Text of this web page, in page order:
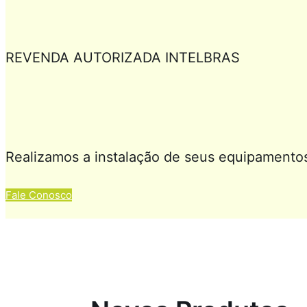
REVENDA AUTORIZADA INTELBRAS
Realizamos a instalação de seus
Fale Conosco